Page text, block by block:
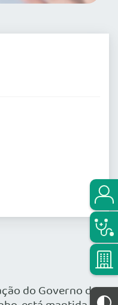
do Governo do